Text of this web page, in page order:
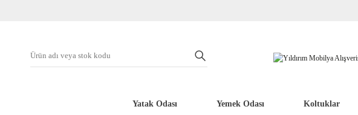
Yatak Odası Yemek Odası Koltuklar